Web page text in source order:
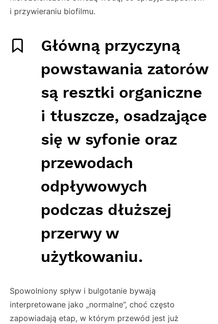
i przywieraniu biofilmu.
Główną przyczyną
powstawania zatorów
są resztki organiczne
i tłuszcze, osadzające
się w syfonie oraz
przewodach
odpływowych
podczas dłuższej
przerwy w
użytkowaniu.
Spowolniony spływ i bulgotanie bywają
interpretowane jako „normalne”, choć często
zapowiadają etap, w którym przewód jest już